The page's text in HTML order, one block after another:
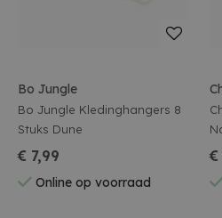
Bo Jungle
Bo Jungle Kledinghangers 8
Stuks Dune
€ 7,99
Online op voorraad
€